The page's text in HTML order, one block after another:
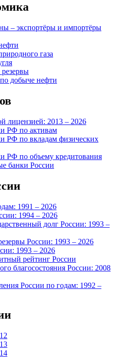
– экспортёры и импортёры
газа
добыче нефти
лицензией: 2013 – 2026
РФ по активам
РФ по вкладам физических
РФ по объему кредитования
банки России
1991 – 2026
1994 – 2026
долг России: 1993 –
России: 1993 – 2026
1993 – 2026
рейтинг России
благосостояния России: 2008
России по годам: 1992 –